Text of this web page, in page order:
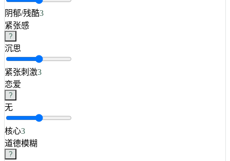
阴郁/残酷3
紧张感
?
沉思
紧张刺激3
恋爱
?
无
核心3
道德模糊
?